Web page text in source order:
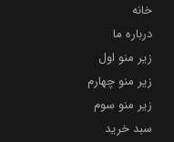
خانه
درباره ما
زیر منو اول
زیر منو چهارم
زیر منو سوم
سبد خرید